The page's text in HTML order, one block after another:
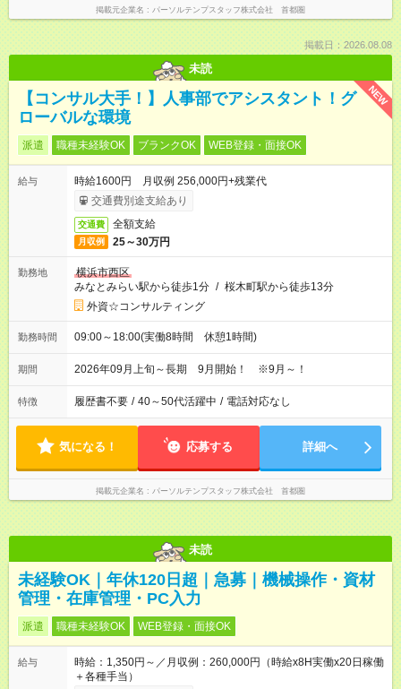
掲載元企業名 パーソルテンプスタッフ株式会社 首都圏
掲載日：2026.08.08
未読
NEW
【コンサル大手！】人事部でアシスタント！グ
ローバルな環境
派遣 職種未経験OK ブランクOK WEB登録・面接OK
給与
時給1600円 月収例 256,000円+残業代
交通費別途支給あり
交通費 全額支給
月収例 25～30万円
勤務地
横浜市西区
みなとみらい駅から徒歩1分 / 桜木町駅から徒歩13分
外資☆コンサルティング
勤務時間 09:00～18:00(実働8時間 休憩1時間)
期間 2026年09月上旬～長期 9月開始！ ※9月～！
特徴 履歴書不要 / 40～50代活躍中 / 電話対応なし
気になる！ 応募する 詳細へ
掲載元企業名 パーソルテンプスタッフ株式会社 首都圏
未読
未経験OK｜年休120日超｜急募｜機械操作・資材
管理・在庫管理・PC入力
派遣 職種未経験OK WEB登録・面接OK
給与
時給：1,350円～／月収例：260,000円（時給x8H実働x20日稼働
＋各種手当）